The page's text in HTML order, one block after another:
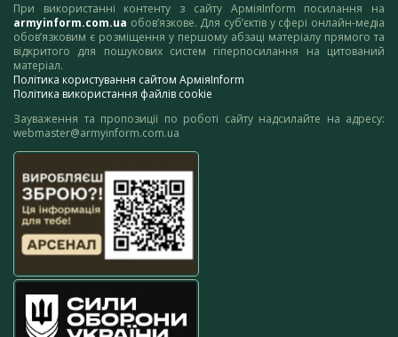
При використанні контенту з сайту АрміяInform посилання на
armyinform.com.ua обов’язкове. Для суб’єктів у сфері онлайн-медіа
обов’язковим є розміщення у першому абзаці матеріалу прямого та
відкритого для пошукових систем гіперпосилання на цитований
матеріал.
Політика користування сайтом АрміяInform
Політика використання файлів cookie
Зауваження та пропозиції по роботі сайту надсилайте на адресу:
webmaster@armyinform.com.ua